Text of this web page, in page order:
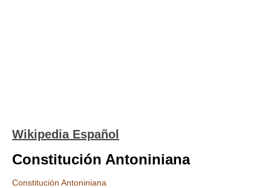
Wikipedia Español
Constitución Antoniniana
Constitución Antoniniana